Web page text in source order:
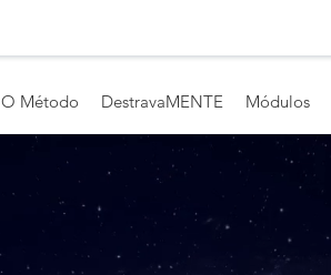
O Método DestravaMENTE Módulos